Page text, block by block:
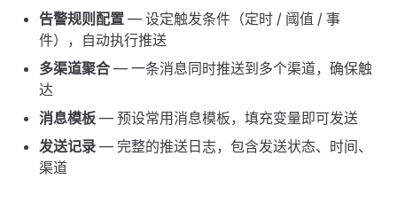
告警规则配置 — 设定触发条件（定时 / 阈值 / 事
件），自动执行推送
多渠道聚合 — 一条消息同时推送到多个渠道，确保触
达
消息模板 — 预设常用消息模板，填充变量即可发送
发送记录 — 完整的推送日志，包含发送状态、时间、
渠道